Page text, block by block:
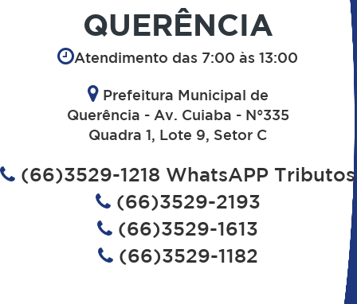
QUERÊNCIA
Atendimento das 7:00 às 13:00
Prefeitura Municipal de
Querência - Av. Cuiaba - N°335
Quadra 1, Lote 9, Setor C
(66)3529-1218 WhatsAPP Tributos
(66)3529-2193
(66)3529-1613
(66)3529-1182